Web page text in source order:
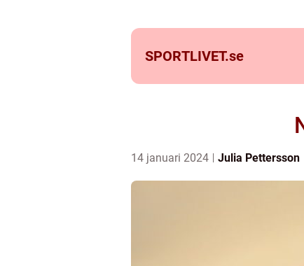
SPORTLIVET.se
14 januari 2024 Julia Pettersson